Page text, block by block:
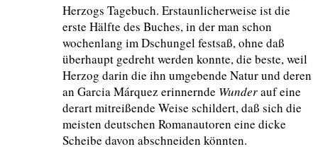
Herzogs Tagebuch. Erstaunlicherweise ist die
erste Hälfte des Buches, in der man schon
wochenlang im Dschungel festsaß, ohne daß
überhaupt gedreht werden konnte, die beste, weil
Herzog darin die ihn umgebende Natur und deren
an Garcia Márquez erinnernde Wunderauf eine
derart mitreißende Weise schildert, daß sich die
meisten deutschen Romanautoren eine dicke
Scheibe davon abschneiden könnten.